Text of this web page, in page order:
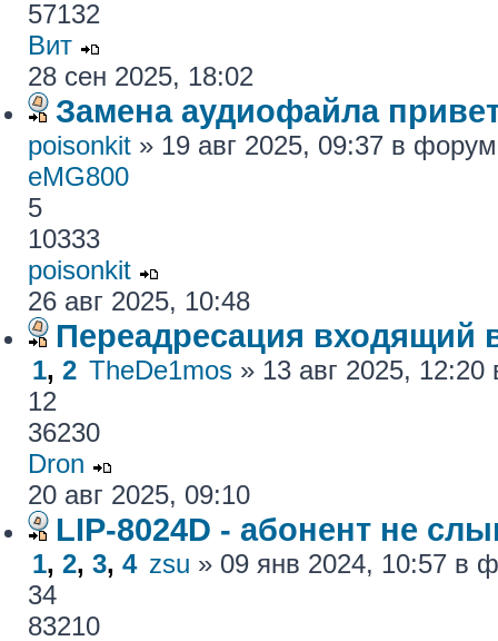
57132
Вит
28 сен 2025, 18:02
Замена аудиофайла
poisonkit » 19 авг 2025, 09:37 в
eMG800
5
10333
poisonkit
26 авг 2025, 10:48
Переадресация входящий
1, 2 TheDe1mos » 13 авг 2025,
12
36230
Dron
20 авг 2025, 09:10
LIP-8024D - абонент не
1, 2, 3, 4 zsu » 09 янв 2024, 10:57 в
34
83210